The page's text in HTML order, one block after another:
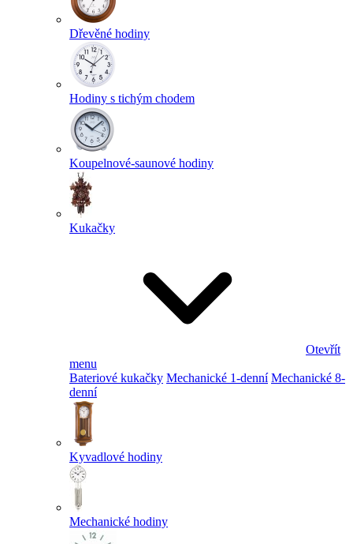
Dřevěné hodiny
Hodiny s tichým chodem
Koupelnové-saunové hodiny
Kukačky
Otevřít
menu
Bateriové kukačky Mechanické 1-denní Mechanické 8-
denní
Kyvadlové hodiny
Mechanické hodiny